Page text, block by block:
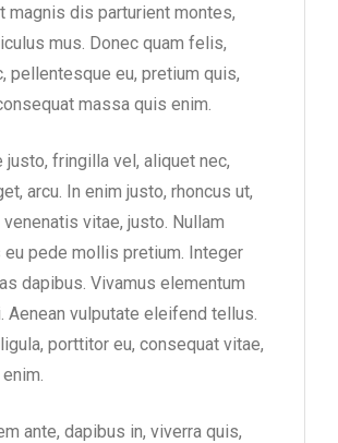
magnis dis parturient montes,
mus. Donec quam felis,
pellentesque eu, pretium quis,
massa quis enim.
justo, fringilla vel, aliquet nec,
arcu. In enim justo, rhoncus ut,
vitae, justo. Nullam
pede mollis pretium. Integer
dapibus. Vivamus elementum
Aenean vulputate eleifend tellus.
porttitor eu, consequat vitae,
ante, dapibus in, viverra quis,